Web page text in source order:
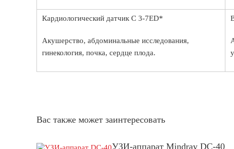
Кардиологический датчик C 3-7ED*
Акушерство, абдоминальные исследования,
гинекология, почка, сердце плода.
Вас также может заинтересовать
УЗИ-аппарат Mindray DC-40